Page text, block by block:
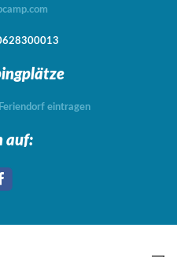
eintragen
auf: